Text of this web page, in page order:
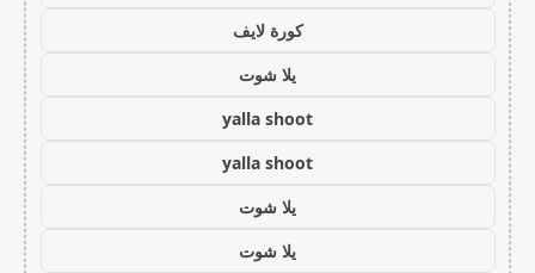
كورة لايف
يلا شوت
yalla shoot
yalla shoot
يلا شوت
يلا شوت